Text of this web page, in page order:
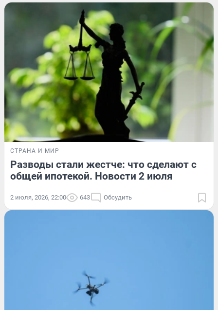
СТРАНА И МИР
Разводы стали жестче: что сделают с
общей ипотекой. Новости 2 июля
2 июля, 2026, 22:00 643 Обсудить